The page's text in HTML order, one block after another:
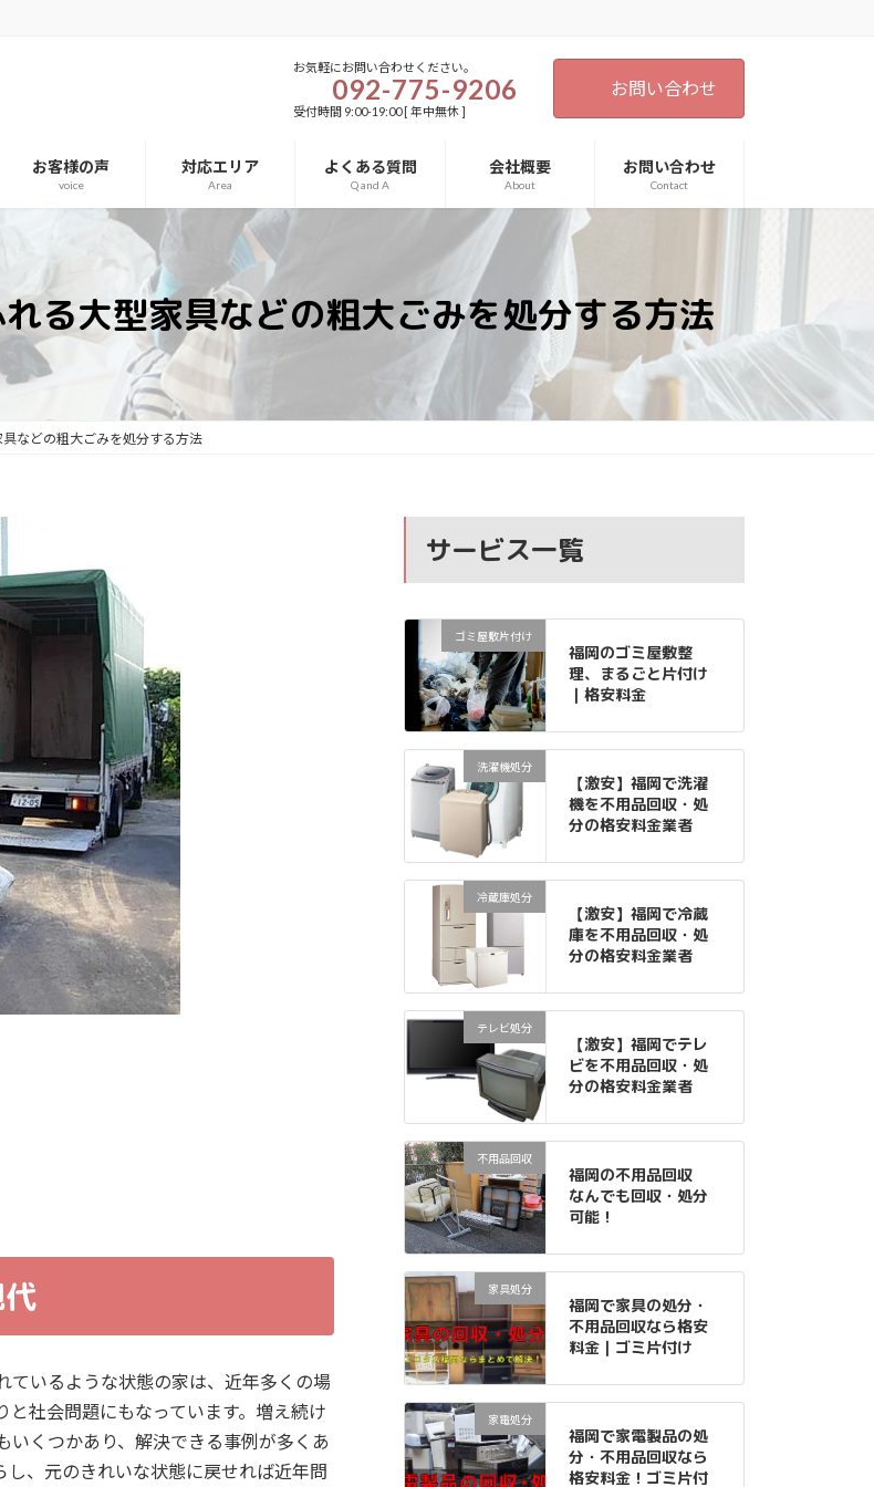
お気軽にお問い合わせください。
092-775-9206
受付時間 9:00-19:00 [ 年中無休 ]
お問い合わせ
お客様の声
voice
対応エリア
Area
よくある質問
Q and A
会社概要
About
お問い合わせ
Contact
る大型家具などの粗大ごみを処分する方法
などの粗大ごみを処分する方法
ているような状態の家は、近年多くの場
社会問題にもなっています。増え続け
いくつかあり、解決できる事例が多くあ
、元のきれいな状態に戻せれば近年問
サービス一覧
ゴミ屋敷片付け
福岡のゴミ屋敷整
理、まるごと片付け
｜格安料金
洗濯機処分
【激安】福岡で洗濯
機を不用品回収・処
分の格安料金業者
冷蔵庫処分
【激安】福岡で冷蔵
庫を不用品回収・処
分の格安料金業者
テレビ処分
【激安】福岡でテレ
ビを不用品回収・処
分の格安料金業者
不用品回収
福岡の不用品回収
なんでも回収・処分
可能！
家具処分
福岡で家具の処分・
不用品回収なら格安
料金｜ゴミ片付け
家電処分
福岡で家電製品の処
分・不用品回収なら
格安料金！ゴミ片付